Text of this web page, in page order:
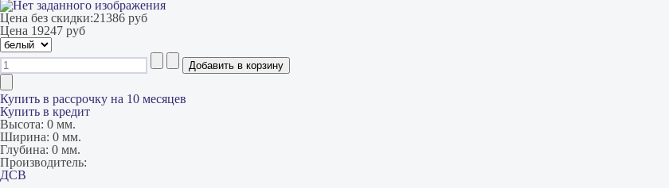
Цена без скидки:21386 руб
Цена 19247 руб
Купить в рассрочку на 10 месяцев
Купить в кредит
Высота: 0 мм.
Ширина: 0 мм.
Глубина: 0 мм.
Производитель:
ДСВ